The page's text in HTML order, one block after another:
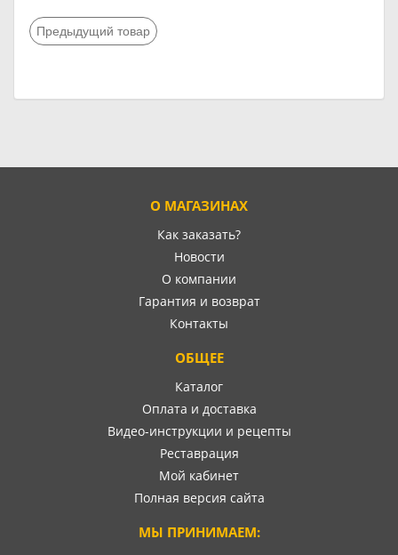
Предыдущий товар
О МАГАЗИНАХ
Как заказать?
Новости
О компании
Гарантия и возврат
Контакты
ОБЩЕЕ
Каталог
Оплата и доставка
Видео-инструкции и рецепты
Реставрация
Мой кабинет
Полная версия сайта
МЫ ПРИНИМАЕМ: